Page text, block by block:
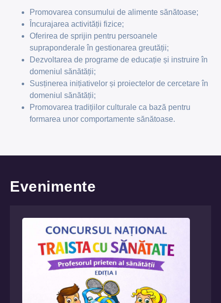
Promovarea consumului de alimente sănătoase;
Încurajarea activității fizice;
Oferirea de sprijin pentru persoanele
supraponderale în gestionarea greutății;
Dezvoltarea de programe de educație și instruire în
domeniul sănătății;
Susținerea inițiativelor și proiectelor de cercetare în
domeniul sănătății;
Promovarea tradițiilor culturale ca bază pentru
formarea unor comportamente sănătoase.
Evenimente